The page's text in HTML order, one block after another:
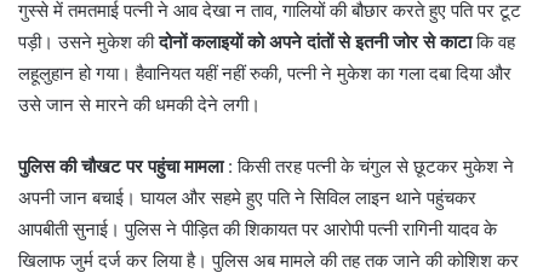
​गुस्से में तमतमाई पत्नी ने आव देखा न ताव, गालियों की बौछार करते हुए पति पर टूट
पड़ी। उसने मुकेश कीदोनों कलाइयों को अपने दांतों से इतनी जोर से काटाकि वह
लहूलुहान हो गया। हैवानियत यहीं नहीं रुकी, पत्नी ने मुकेश का गला दबा दिया और
उसे जान से मारने की धमकी देने लगी।
पुलिस की चौखट पर पहुंचा मामला: किसी तरह पत्नी के चंगुल से छूटकर मुकेश ने
अपनी जान बचाई। घायल और सहमे हुए पति ने सिविल लाइन थाने पहुंचकर
आपबीती सुनाई। पुलिस ने पीड़ित की शिकायत पर आरोपी पत्नी रागिनी यादव के
खिलाफ जुर्म दर्ज कर लिया है। पुलिस अब मामले की तह तक जाने की कोशिश कर